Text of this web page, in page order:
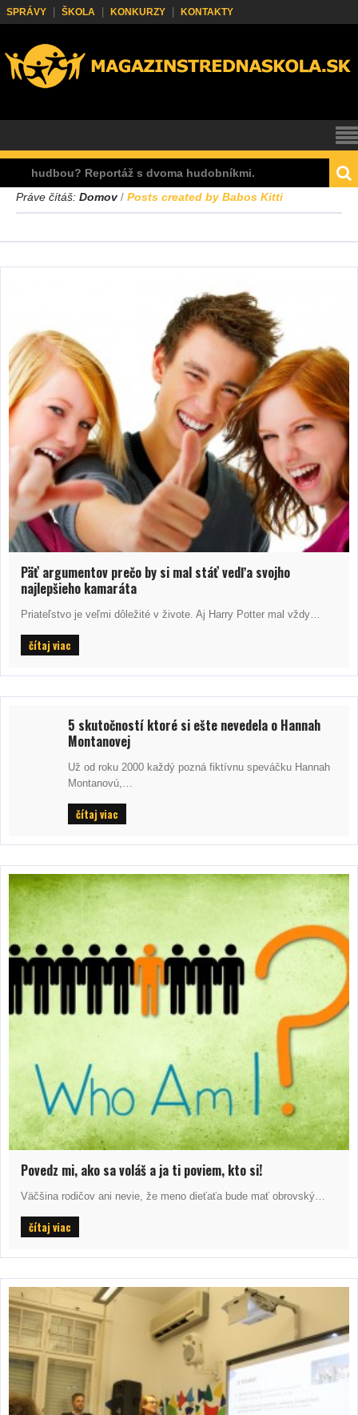
SPRÁVY ŠKOLA KONKURZY KONTAKTY
Reportáž s dvoma hudobníkmi.
Prečo
Práve čítáš: Domov/ Posts created by Babos Kitti
Päť argumentov prečo by si mal stáť vedľa svojho
najlepšieho kamaráta
Priateľstvo je veľmi dôležité v živote. Aj Harry Potter mal vždy…
čítaj viac
5 skutočností ktoré si ešte nevedela o Hannah
Montanovej
Už od roku 2000 každý pozná fiktívnu speváčku Hannah
Montanovú,…
čítaj viac
Povedz mi, ako sa voláš a ja ti poviem, kto si!
Väčšina rodičov ani nevie, že meno dieťaťa bude mať obrovský…
čítaj viac